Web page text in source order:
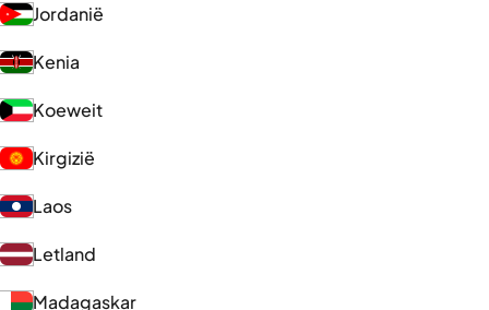
Jordanië
Kenia
Koeweit
Kirgizië
Laos
Letland
Madagaskar